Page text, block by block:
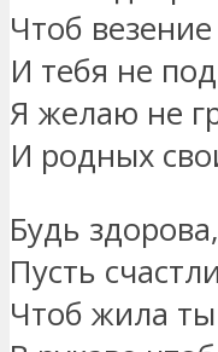
Чтоб
И тебя не
Я желаю не
И родных
Будь
Пусть
Чтоб жила